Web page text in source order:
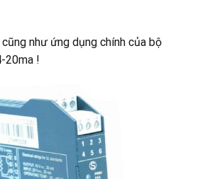
như ứng dụng chính của bộ
20ma !